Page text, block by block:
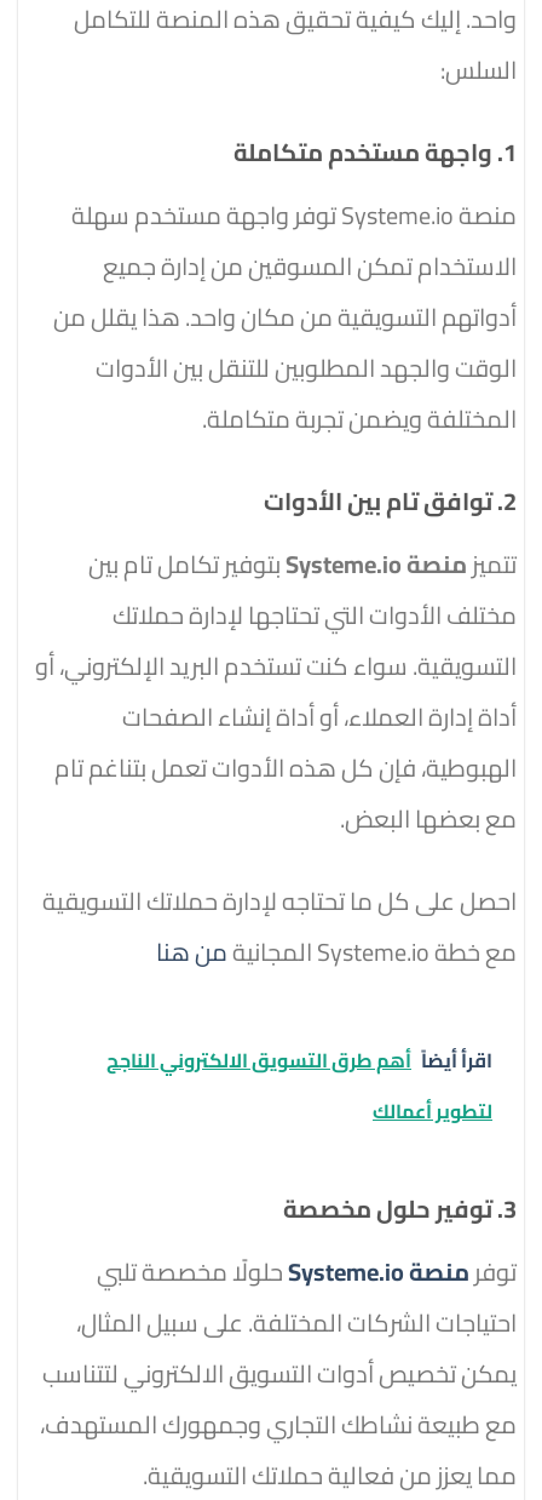
واحد. إليك كيفية تحقيق هذه المنصة للتكامل
السلس:
1. واجهة مستخدم متكاملة
منصة Systeme.io توفر واجهة مستخدم سهلة
الاستخدام تمكن المسوقين من إدارة جميع
أدواتهم التسويقية من مكان واحد. هذا يقلل من
الوقت والجهد المطلوبين للتنقل بين الأدوات
المختلفة ويضمن تجربة متكاملة.
2. توافق تام بين الأدوات
تتميزمنصة Systeme.io
بتوفير تكامل تام بين
مختلف الأدوات التي تحتاجها لإدارة حملاتك
التسويقية. سواء كنت تستخدم البريد الإلكتروني، أو
أداة إدارة العملاء، أو أداة إنشاء الصفحات
الهبوطية، فإن كل هذه الأدوات تعمل بتناغم تام
مع بعضها البعض.
احصل على كل ما تحتاجه لإدارة حملاتك التسويقية
مع خطة Systeme.io المجانية
من هنا
اقرأ أيضاً أهم طرق التسويق الالكتروني الناجح
لتطوير أعمالك
3. توفير حلول مخصصة
توفرمنصة Systeme.io
حلولًا مخصصة تلبي
احتياجات الشركات المختلفة. على سبيل المثال،
يمكن تخصيص أدوات التسويق الالكتروني لتتناسب
مع طبيعة نشاطك التجاري وجمهورك المستهدف،
مما يعزز من فعالية حملاتك التسويقية.